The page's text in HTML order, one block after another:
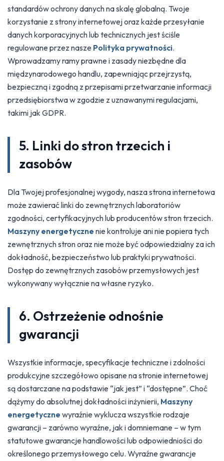
standardów ochrony danych na skalę globalną. Twoje
korzystanie z strony internetowej oraz każde przesyłanie
danych korporacyjnych lub technicznych jest ściśle
regulowane przez nasze Polityka prywatności.
Wprowadzamy ramy prawne i zasady niezbędne dla
międzynarodowego handlu, zapewniając przejrzystą,
bezpieczną i zgodną z przepisami przetwarzanie informacji
przedsiębiorstwa w zgodzie z uznawanymi regulacjami,
takimi jak GDPR.
5. Linki do stron trzecich i
zasobów
Dla Twojej profesjonalnej wygody, nasza strona internetowa
może zawierać linki do zewnętrznych laboratoriów
zgodności, certyfikacyjnych lub producentów stron trzecich.
Maszyny energetyczne nie kontroluje ani nie popiera tych
zewnętrznych stron oraz nie może być odpowiedzialny za ich
dokładność, bezpieczeństwo lub praktyki prywatności.
Dostęp do zewnętrznych zasobów przemysłowych jest
wykonywany wyłącznie na własne ryzyko.
6. Ostrzeżenie odnośnie
gwarancji
Wszystkie informacje, specyfikacje techniczne i zdolności
produkcyjne szczegółowo opisane na stronie internetowej
są dostarczane na podstawie “jak jest” i “dostępne”. Choć
dążymy do absolutnej dokładności inżynierii, Maszyny
energetyczne wyraźnie wyklucza wszystkie rodzaje
gwarancji – zarówno wyraźne, jak i domniemane – w tym
statutowe gwarancje handlowości lub odpowiedniości do
określonego przemysłowego celu. Wyraźne gwarancje